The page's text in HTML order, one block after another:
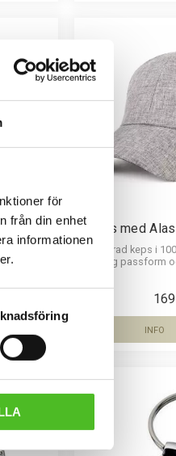
för
från din enhet
informationen
med
Alaskan
Lägg till i favoriter
Keps med
Melerad keps i
snygg passform
169
INFO